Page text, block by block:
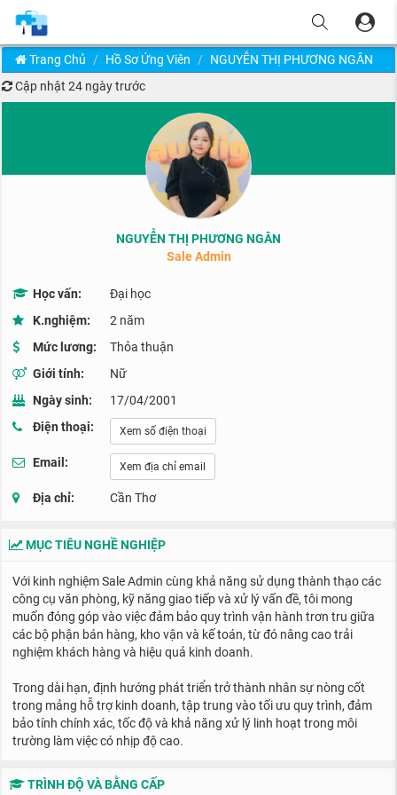
Trang Chủ Hồ Sơ Ứng Viên
NGUYỄN THỊ PHƯƠNG NGÂN
Cập nhật 24 ngày trước
NGUYỄN THỊ PHƯƠNG NGÂN
Sale Admin
Học vấn:
Đại học
K.nghiệm:
2 năm
Mức lương:
Thỏa thuận
Giới tính:
Nữ
Ngày sinh:
17/04/2001
Điện thoại:
Xem số điện thoại
Email: Xem địa chỉ email
Địa chỉ: Cần Thơ
MỤC TIÊU NGHỀ NGHIỆP
Với kinh nghiệm Sale Admin cùng khả năng sử dụng thành thạo các
công cụ văn phòng, kỹ năng giao tiếp và xử lý vấn đề, tôi mong
muốn đóng góp vào việc đảm bảo quy trình vận hành trơn tru giữa
các bộ phận bán hàng, kho vận và kế toán, từ đó nâng cao trải
nghiệm khách hàng và hiệu quả kinh doanh.
Trong dài hạn, định hướng phát triển trở thành nhân sự nòng cốt
trong mảng hỗ trợ kinh doanh, tập trung vào tối ưu quy trình, đảm
bảo tính chính xác, tốc độ và khả năng xử lý linh hoạt trong môi
trường làm việc có nhịp độ cao.
TRÌNH ĐỘ VÀ BẰNG CẤP